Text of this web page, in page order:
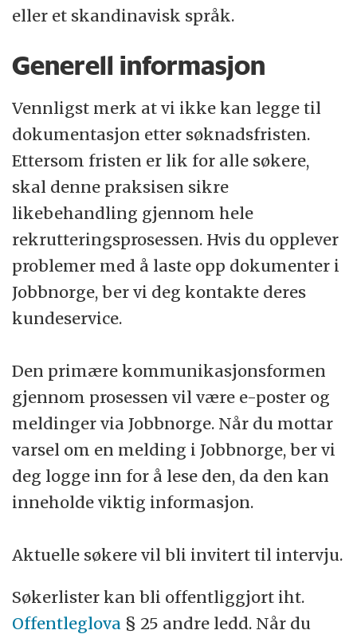
eller et skandinavisk språk.
Generell informasjon
Vennligst merk at vi ikke kan legge til
dokumentasjon etter søknadsfristen.
Ettersom fristen er lik for alle søkere,
skal denne praksisen sikre
likebehandling gjennom hele
rekrutteringsprosessen. Hvis du opplever
problemer med å laste opp dokumenter i
Jobbnorge, ber vi deg kontakte deres
kundeservice.
Den primære kommunikasjonsformen
gjennom prosessen vil være e-poster og
meldinger via Jobbnorge. Når du mottar
varsel om en melding i Jobbnorge, ber vi
deg logge inn for å lese den, da den kan
inneholde viktig informasjon.
Aktuelle søkere vil bli invitert til intervju.
Søkerlister kan bli offentliggjort iht.
Offentleglova § 25 andre ledd. Når du